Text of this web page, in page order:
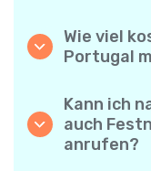
Wie viel
Portugal
Anrufe
aktuellen
versteckten
Kann ich
auch
anrufen?